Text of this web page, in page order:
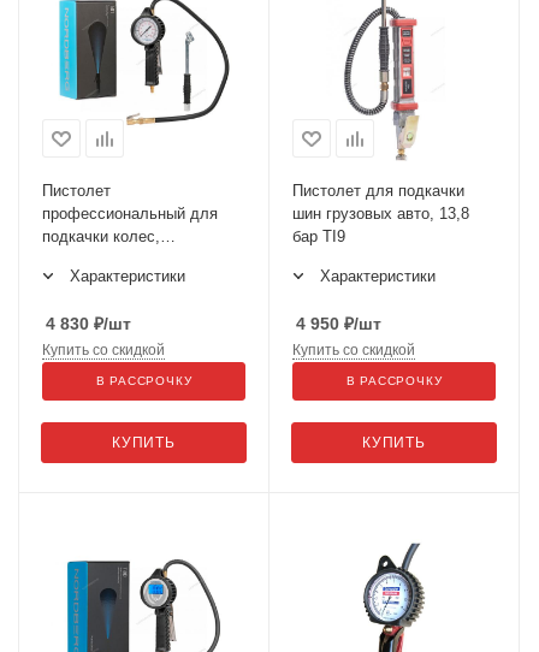
Пистолет
профессиональный для
подкачки колес,
легковых и грузовых авто
Характеристики
4 830 ₽/шт
КУПИТЬ
Купить со скидкой
В РАССРОЧКУ
Пистолет для подкачки
шин грузовых авто, 13,8
бар TI9
Характеристики
4 950 ₽/шт
КУПИТЬ
Купить со скидкой
В РАССРОЧКУ